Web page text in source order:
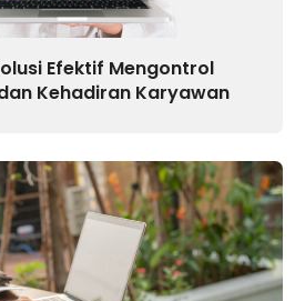
Efektif Mengontrol
Kehadiran Karyawan